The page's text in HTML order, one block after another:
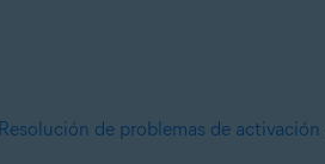
Resolución de problemas de activación